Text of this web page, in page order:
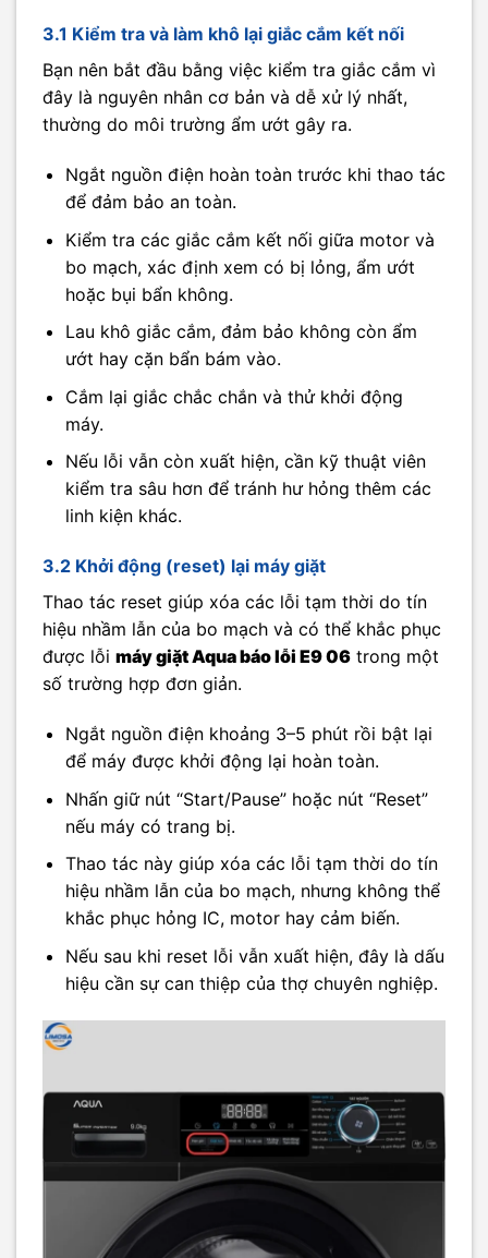
3.1 Kiểm tra và làm khô lại giắc cắm kết nối
Bạn nên bắt đầu bằng việc kiểm tra giắc cắm vì
đây là nguyên nhân cơ bản và dễ xử lý nhất,
thường do môi trường ẩm ướt gây ra.
Ngắt nguồn điện hoàn toàn trước khi thao tác
để đảm bảo an toàn.
Kiểm tra các giắc cắm kết nối giữa motor và
bo mạch, xác định xem có bị lỏng, ẩm ướt
hoặc bụi bẩn không.
Lau khô giắc cắm, đảm bảo không còn ẩm
ướt hay cặn bẩn bám vào.
Cắm lại giắc chắc chắn và thử khởi động
máy.
Nếu lỗi vẫn còn xuất hiện, cần kỹ thuật viên
kiểm tra sâu hơn để tránh hư hỏng thêm các
linh kiện khác.
3.2 Khởi động (reset) lại máy giặt
Thao tác reset giúp xóa các lỗi tạm thời do tín
hiệu nhầm lẫn của bo mạch và có thể khắc phục
được lỗi máy giặt Aqua báo lỗi E9 06 trong một
số trường hợp đơn giản.
Ngắt nguồn điện khoảng 3–5 phút rồi bật lại
để máy được khởi động lại hoàn toàn.
Nhấn giữ nút “Start/Pause” hoặc nút “Reset”
nếu máy có trang bị.
Thao tác này giúp xóa các lỗi tạm thời do tín
hiệu nhầm lẫn của bo mạch, nhưng không thể
khắc phục hỏng IC, motor hay cảm biến.
Nếu sau khi reset lỗi vẫn xuất hiện, đây là dấu
hiệu cần sự can thiệp của thợ chuyên nghiệp.